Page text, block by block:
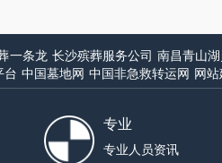
一条龙 长沙殡葬服务公司 南昌青山
台 中国墓地网 中国非急救转运网 网
专业
专业人员资讯